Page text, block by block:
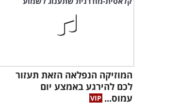
המוזיקה הנפלאה הזאת תעזור
לכם להירגע באמצע יום
עמוס...